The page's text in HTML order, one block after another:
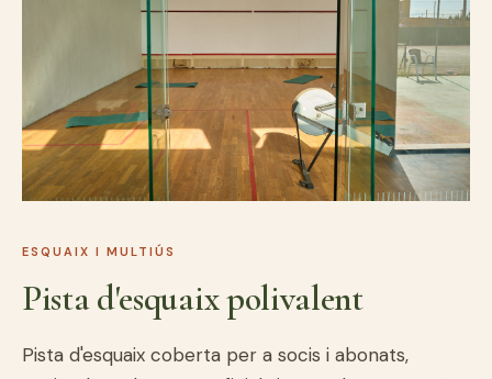
ESQUAIX I MULTIÚS
Pista d'esquaix polivalent
Pista d'esquaix coberta per a socis i abonats,